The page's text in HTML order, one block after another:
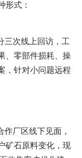
形式：
三次线上回访，工
、零部件损耗、操
，针对小问题远程
厂区线下见面，
矿石原料变化，现